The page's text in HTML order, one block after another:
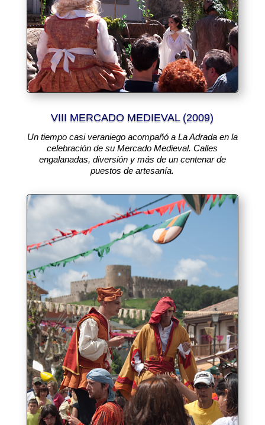
VIII MERCADO MEDIEVAL (2009)
Un tiempo casi veraniego acompañó a La Adrada en la
celebración de su Mercado Medieval. Calles
engalanadas, diversión y más de un centenar de
puestos de artesanía.